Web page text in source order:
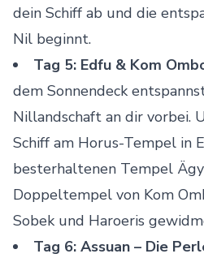
dein Schiff ab und die
Nil beginnt.
Tag 5: Edfu & Kom
dem Sonnendeck
Nillandschaft an dir vorbei.
Schiff am Horus-Tempel in
besterhaltenen Tempel
Doppeltempel von Kom
Sobek und Haroeris
Tag 6: Assuan – Die